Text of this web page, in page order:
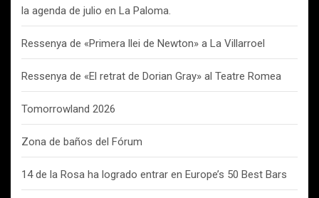
la agenda de julio en La Paloma.
Ressenya de «Primera llei de Newton» a La Villarroel
Ressenya de «El retrat de Dorian Gray» al Teatre Romea
Tomorrowland 2026
Zona de baños del Fórum
14 de la Rosa ha logrado entrar en Europe’s 50 Best Bars